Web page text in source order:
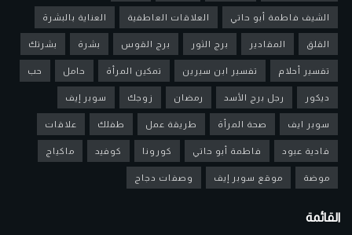
الشيف فاطمة أبو حاتي العلاقات العاطفية العناية بالبشرة
القلق المقادير برج الثور برج القوس بشرة بشرتك
تفسير أحلام تفسير ابن سيرين تمكين المرأة حامل حب
ديكور رجل برج الأسد رمضان زوجك سوبر إيف
سوبر ايف صحة المرأة طريقة عمل طفلك علاقات
فادية عبود فاطمة أبو حاتي كورونا كوفيد ماكياج
موضة موقع سوبر إيف وصفات دجاج
القائمة